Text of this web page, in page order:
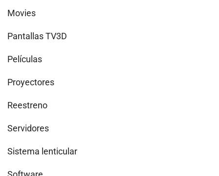
Movies
Pantallas TV3D
Películas
Proyectores
Reestreno
Servidores
Sistema lenticular